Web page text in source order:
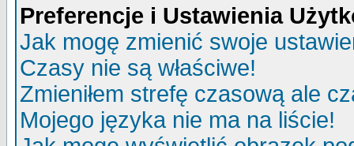
Preferencje i Ustawienia
Jak mogę zmienić swoje
Czasy nie są właściwe!
Zmieniłem strefę czasową ale
Mojego języka nie ma na liście!